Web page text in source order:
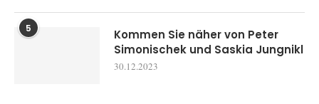
5
Kommen Sie näher von Peter
Simonischek und Saskia Jungnikl
30.12.2023